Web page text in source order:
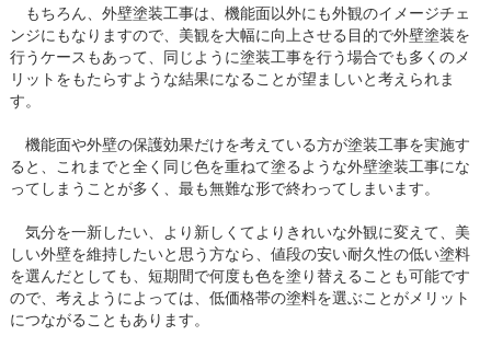
もちろん、外壁塗装工事は、機能面以外にも外観のイメージチェ
ンジにもなりますので、美観を大幅に向上させる目的で外壁塗装を
行うケースもあって、同じように塗装工事を行う場合でも多くのメ
リットをもたらすような結果になることが望ましいと考えられま
す。
機能面や外壁の保護効果だけを考えている方が塗装工事を実施す
ると、これまでと全く同じ色を重ねて塗るような外壁塗装工事にな
ってしまうことが多く、最も無難な形で終わってしまいます。
気分を一新したい、より新しくてよりきれいな外観に変えて、美
しい外壁を維持したいと思う方なら、値段の安い耐久性の低い塗料
を選んだとしても、短期間で何度も色を塗り替えることも可能です
ので、考えようによっては、低価格帯の塗料を選ぶことがメリット
につながることもあります。